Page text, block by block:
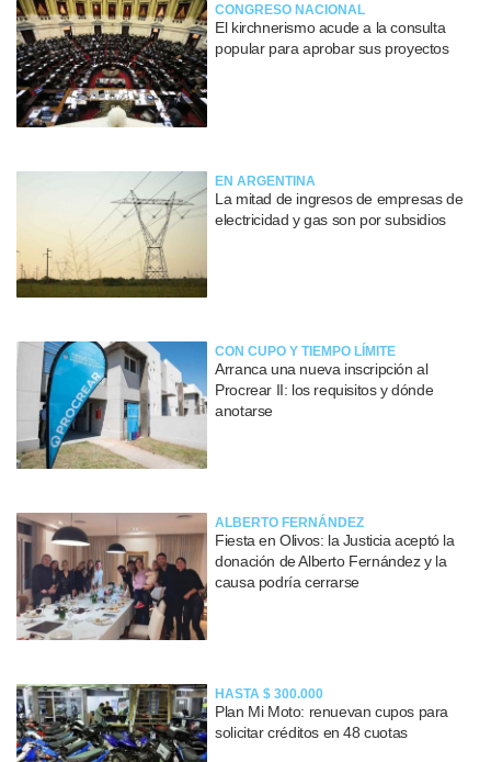
CONGRESO NACIONAL
El kirchnerismo acude a la consulta
popular para aprobar sus proyectos
EN ARGENTINA
La mitad de ingresos de empresas de
electricidad y gas son por subsidios
CON CUPO Y TIEMPO LÍMITE
Arranca una nueva inscripción al
Procrear II: los requisitos y dónde
anotarse
ALBERTO FERNÁNDEZ
Fiesta en Olivos: la Justicia aceptó la
donación de Alberto Fernández y la
causa podría cerrarse
HASTA $ 300.000
Plan Mi Moto: renuevan cupos para
solicitar créditos en 48 cuotas